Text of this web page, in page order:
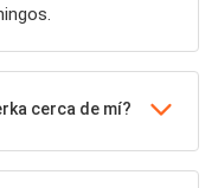
cerca de mí?